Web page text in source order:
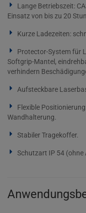
Lange Betriebszeit:
Einsatz von bis zu 20
Kurze Ladezeiten:
Protector-System für
Softgrip-Mantel,
verhindern
Aufsteckbare
Flexible
Wandhalterung.
Stabiler Tragekoffer.
Schutzart IP 54 (ohne